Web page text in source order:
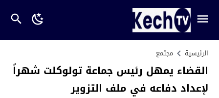
الرئيسية مجتمع
القضاء يمهل رئيس جماعة تولوكلت شهراً
لإعداد دفاعه في ملف التزوير